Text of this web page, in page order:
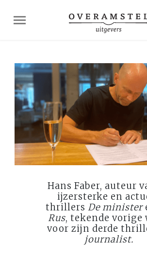
Hans Faber, auteur
ijzersterke en
thrillers De minister
Rus, tekende vorige
voor zijn derde
journalist.